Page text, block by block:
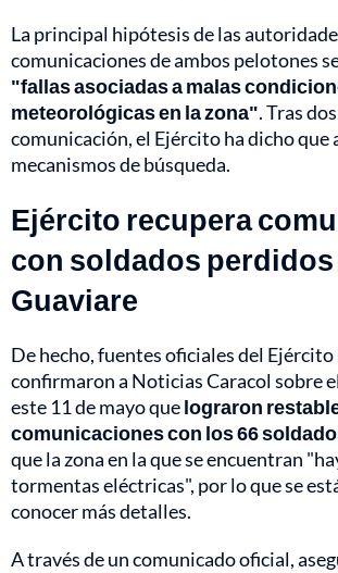
La principal hipótesis de las
comunicaciones de ambos pelotones
"fallas asociadas a malas
meteorológicas en la zona". Tras
comunicación, el Ejército ha dicho que
mecanismos de búsqueda.
Ejército recupera
con soldados perdidos
Guaviare
De hecho, fuentes oficiales del
confirmaron a Noticias Caracol sobre
este 11 de mayo quelograron
comunicaciones con los 66
que la zona en la que se encuentran
tormentas eléctricas", por lo que se
conocer más detalles.
A través de un comunicado oficial,